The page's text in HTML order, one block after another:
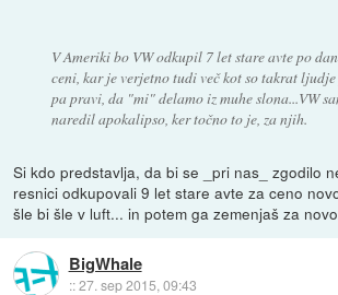
V Ameriki bo VW odkupil 7 let stare avte po
ceni, kar je verjetno tudi več kot so takrat
pa pravi, da "mi" delamo iz muhe slona...VW
naredil apokalipso, ker točno to je, za njih.
Si kdo predstavlja, da bi se _pri nas_ zgodilo
resnici odkupovali 9 let stare avte za ceno
šle bi šle v luft... in potem ga zemenjaš za
BigWhale
::27. sep 2015, 09:43